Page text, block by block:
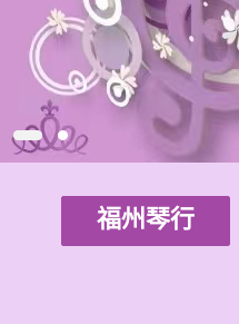
福州琴行